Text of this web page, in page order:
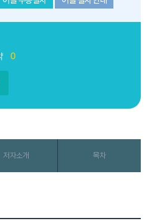
0
저자소개 목차